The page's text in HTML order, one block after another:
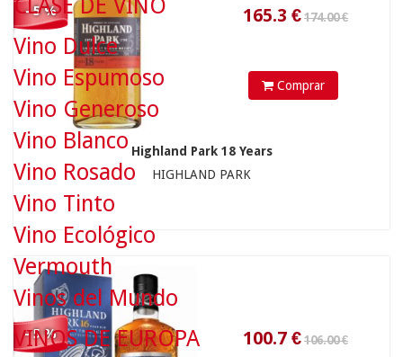
- 5 %
Comprar
Highland Park 18 Years
HIGHLAND PARK
- 5 %
CLASE DE VINO
Vino Dulce
Vino Espumoso
Vino Generoso
Vino Blanco
Vino Rosado
Vino Tinto
Vino Ecológico
Vermouth
Vinos del Mundo
VINOS DE EUROPA